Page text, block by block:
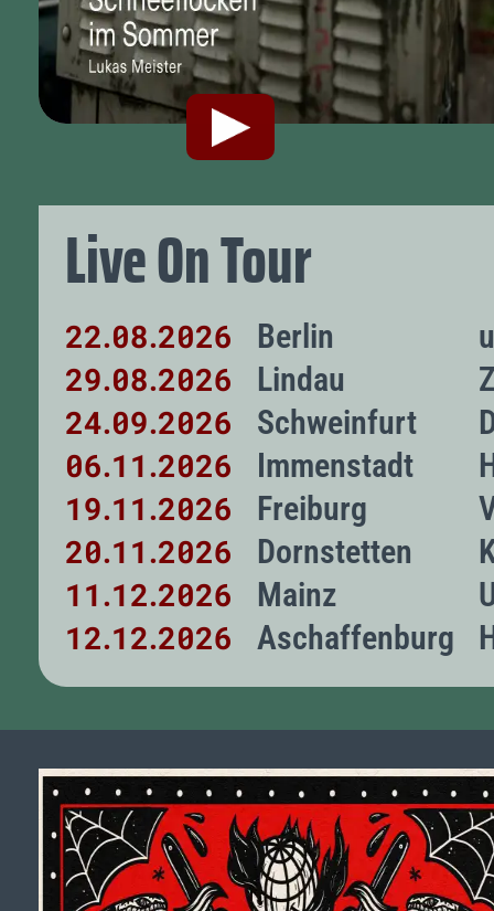
Live On Tour
22.08.2026 Berlin
29.08.2026 Lindau
24.09.2026 Schweinfurt
06.11.2026 Immenstadt
19.11.2026 Freiburg
20.11.2026 Dornstetten
11.12.2026 Mainz
12.12.2026 Aschaffenburg